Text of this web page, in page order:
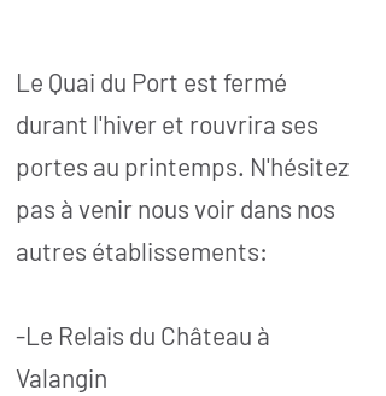
Le Quai du Port est fermé
durant l'hiver et rouvrira ses
portes au printemps. N'hésitez
pas à venir nous voir dans nos
autres établissements:
-Le Relais du Château à
Valangin